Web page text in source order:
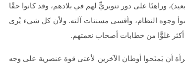
وراهنّا على دور تنويريٍّ لهم في بلادهم، وقد كانوا حقًا
وجوه النظام، وأقسى مسننات آلته. ولأن كل شيء يُرى
أكثر غلوًّا من خطابات أصحاب نعمتهم.
أن يَمنَحوا أوطان الآخرين لأعتى قوة عنصرية على وجه